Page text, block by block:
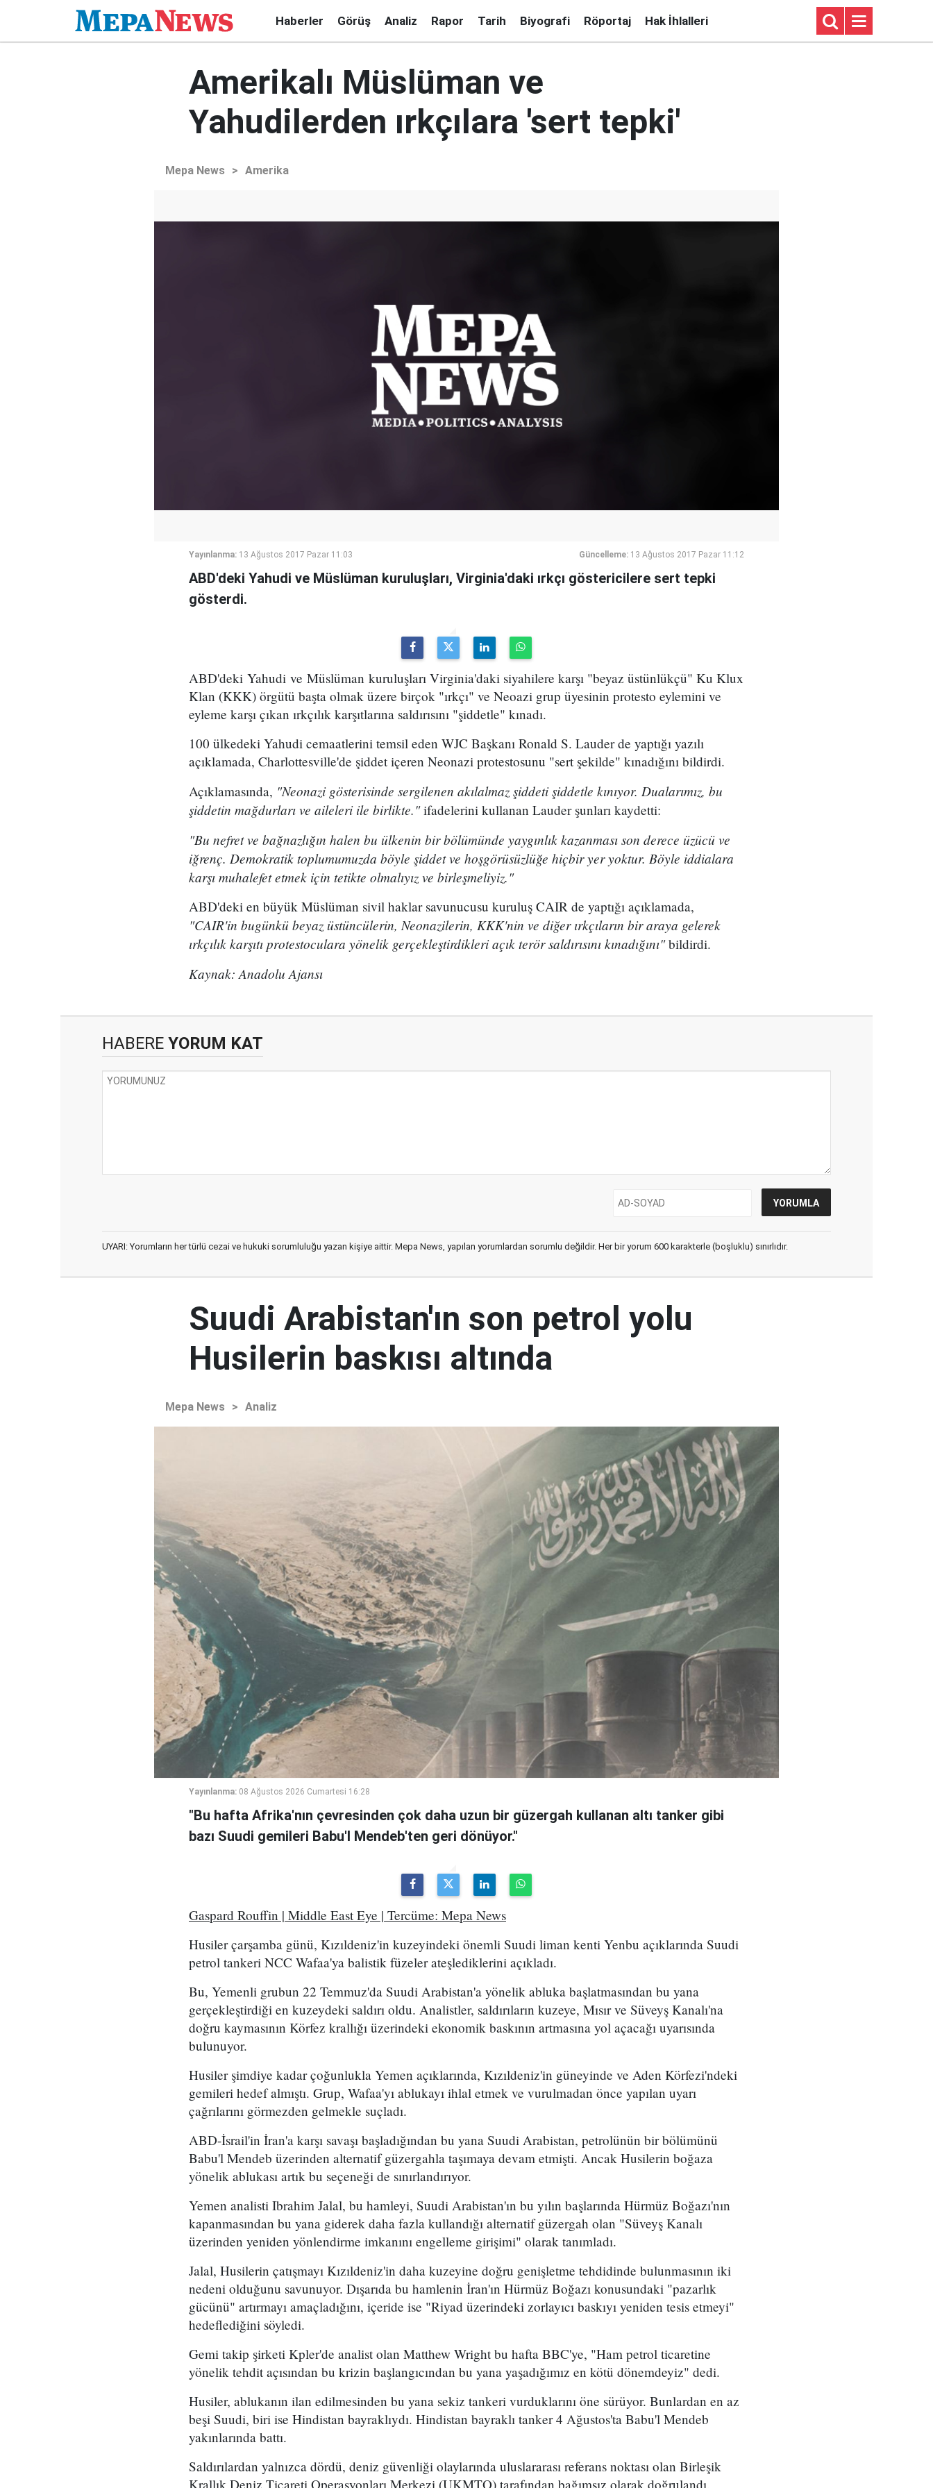
Haberler Görüş Analiz Rapor Tarih Biyografi Röportaj Hak İhlalleri
Amerikalı Müslüman ve
Yahudilerden ırkçılara 'sert tepki'
Mepa News > Amerika
Yayınlanma: 13 Ağustos 2017 Pazar 11:03 Güncelleme: 13 Ağustos 2017 Pazar 11:12
ABD'deki Yahudi ve Müslüman kuruluşları, Virginia'daki ırkçı göstericilere sert tepki
gösterdi.
ABD'deki Yahudi ve Müslüman kuruluşları Virginia'daki siyahilere karşı "beyaz üstünlükçü" Ku Klux
Klan (KKK) örgütü başta olmak üzere birçok "ırkçı" ve Neoazi grup üyesinin protesto eylemini ve
eyleme karşı çıkan ırkçılık karşıtlarına saldırısını "şiddetle" kınadı.
100 ülkedeki Yahudi cemaatlerini temsil eden WJC Başkanı Ronald S. Lauder de yaptığı yazılı
açıklamada, Charlottesville'de şiddet içeren Neonazi protestosunu "sert şekilde" kınadığını bildirdi.
Açıklamasında, "Neonazi gösterisinde sergilenen akılalmaz şiddeti şiddetle kınıyor. Dualarımız, bu
şiddetin mağdurları ve aileleri ile birlikte."ifadelerini kullanan Lauder şunları kaydetti:
"Bu nefret ve bağnazlığın halen bu ülkenin bir bölümünde yaygınlık kazanması son derece üzücü ve
iğrenç. Demokratik toplumumuzda böyle şiddet ve hoşgörüsüzlüğe hiçbir yer yoktur. Böyle iddialara
karşı muhalefet etmek için tetikte olmalıyız ve birleşmeliyiz."
ABD'deki en büyük Müslüman sivil haklar savunucusu kuruluş CAIR de yaptığı açıklamada,
"CAIR'in bugünkü beyaz üstüncülerin, Neonazilerin, KKK'nin ve diğer ırkçıların bir araya gelerek
ırkçılık karşıtı protestoculara yönelik gerçekleştirdikleri açık terör saldırısını kınadığını"bildirdi.
Kaynak: Anadolu Ajansı
HABERE YORUM KAT
UYARI: Yorumların her türlü cezai ve hukuki sorumluluğu yazan kişiye aittir. Mepa News, yapılan yorumlardan sorumlu değildir. Her bir yorum 600 karakterle (boşluklu) sınırlıdır.
Suudi Arabistan'ın son petrol yolu
Husilerin baskısı altında
Mepa News > Analiz
Yayınlanma: 08 Ağustos 2026 Cumartesi 16:28
"Bu hafta Afrika'nın çevresinden çok daha uzun bir güzergah kullanan altı tanker gibi
bazı Suudi gemileri Babu'l Mendeb'ten geri dönüyor."
Gaspard Rouffin | Middle East Eye | Tercüme: Mepa News
Husiler çarşamba günü, Kızıldeniz'in kuzeyindeki önemli Suudi liman kenti Yenbu açıklarında Suudi
petrol tankeri NCC Wafaa'ya balistik füzeler ateşlediklerini açıkladı.
Bu, Yemenli grubun 22 Temmuz'da Suudi Arabistan'a yönelik abluka başlatmasından bu yana
gerçekleştirdiği en kuzeydeki saldırı oldu. Analistler, saldırıların kuzeye, Mısır ve Süveyş Kanalı'na
doğru kaymasının Körfez krallığı üzerindeki ekonomik baskının artmasına yol açacağı uyarısında
bulunuyor.
Husiler şimdiye kadar çoğunlukla Yemen açıklarında, Kızıldeniz'in güneyinde ve Aden Körfezi'ndeki
gemileri hedef almıştı. Grup, Wafaa'yı ablukayı ihlal etmek ve vurulmadan önce yapılan uyarı
çağrılarını görmezden gelmekle suçladı.
ABD-İsrail'in İran'a karşı savaşı başladığından bu yana Suudi Arabistan, petrolünün bir bölümünü
Babu'l Mendeb üzerinden alternatif güzergahla taşımaya devam etmişti. Ancak Husilerin boğaza
yönelik ablukası artık bu seçeneği de sınırlandırıyor.
Yemen analisti Ibrahim Jalal, bu hamleyi, Suudi Arabistan'ın bu yılın başlarında Hürmüz Boğazı'nın
kapanmasından bu yana giderek daha fazla kullandığı alternatif güzergah olan "Süveyş Kanalı
üzerinden yeniden yönlendirme imkanını engelleme girişimi" olarak tanımladı.
Jalal, Husilerin çatışmayı Kızıldeniz'in daha kuzeyine doğru genişletme tehdidinde bulunmasının iki
nedeni olduğunu savunuyor. Dışarıda bu hamlenin İran'ın Hürmüz Boğazı konusundaki "pazarlık
gücünü" artırmayı amaçladığını, içeride ise "Riyad üzerindeki zorlayıcı baskıyı yeniden tesis etmeyi"
hedeflediğini söyledi.
Gemi takip şirketi Kpler'de analist olan Matthew Wright bu hafta BBC'ye, "Ham petrol ticaretine
yönelik tehdit açısından bu krizin başlangıcından bu yana yaşadığımız en kötü dönemdeyiz" dedi.
Husiler, ablukanın ilan edilmesinden bu yana sekiz tankeri vurduklarını öne sürüyor. Bunlardan en az
beşi Suudi, biri ise Hindistan bayraklıydı. Hindistan bayraklı tanker 4 Ağustos'ta Babu'l Mendeb
yakınlarında battı.
Saldırılardan yalnızca dördü, deniz güvenliği olaylarında uluslararası referans noktası olan Birleşik
Krallık Deniz Ticareti Operasyonları Merkezi (UKMTO) tarafından bağımsız olarak doğrulandı.